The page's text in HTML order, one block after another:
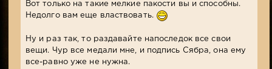
Вот только на такие мелкие пакости вы и способны.
Недолго вам еще властвовать.
Ну и раз так, то раздавайте напоследок все свои
вещи. Чур все медали мне, и подпись Сябра, она ему
все-равно уже не нужна.